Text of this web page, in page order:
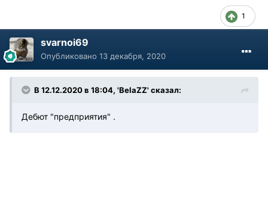
1
svarnoi69
Опубликовано 13 декабря, 2020
В 12.12.2020 в 18:04, 'BelaZZ' сказал:
Дебют "предприятия" .